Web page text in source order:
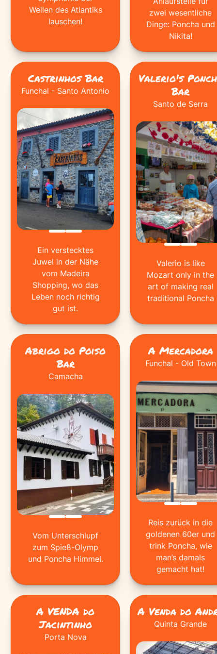
Wellen des Atlantiks
lauschen!
zwei wesentliche
Dinge: Poncha und
Nikita!
Castrinhos Bar
Funchal - Santo Antonio
Ein verstecktes
Juwel in der Nähe
vom Madeira
Shopping, wo das
Leben noch richtig
gut ist.
Valerio's
Bar
Santo de Serra
Valerio is like
Mozart only in the
art of making real
traditional Poncha
Abrigo do Poiso
Bar
Camacha
Vom Unterschlupf
zum Spieß-Olymp
und Poncha Himmel.
A Mercadora
Funchal - Old Town
Reis zurück in die
goldenen 60er und
trink Poncha, wie
man’s damals
gemacht hat!
A VENDA do
Jacintinho
Porta Nova
A Venda do
Quinta Grande